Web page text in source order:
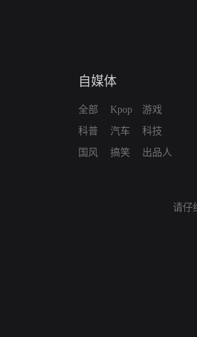
自媒体
全部
科普
国风
Kpop
汽车
搞笑
游戏
科技
出品人
请仔